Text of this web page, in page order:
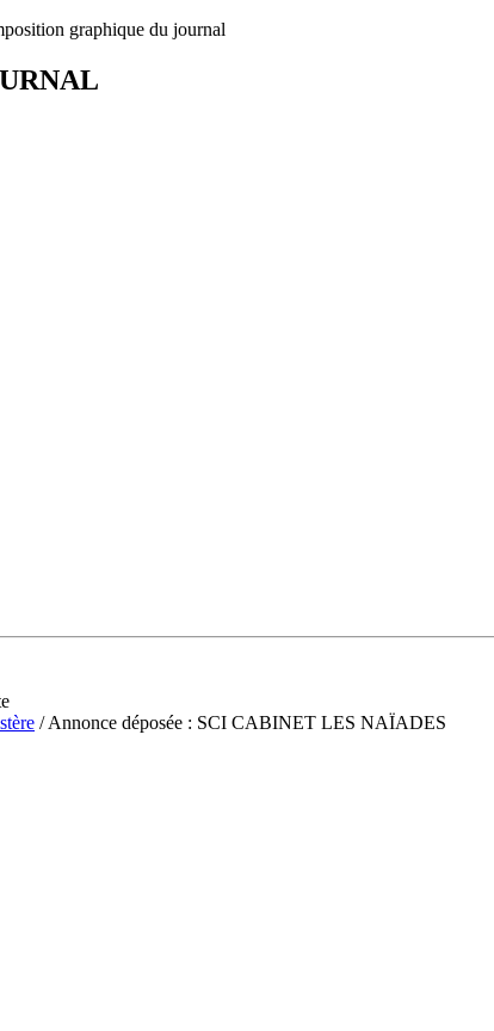
graphique du journal
/ Annonce déposée : SCI CABINET LES NAÏADES